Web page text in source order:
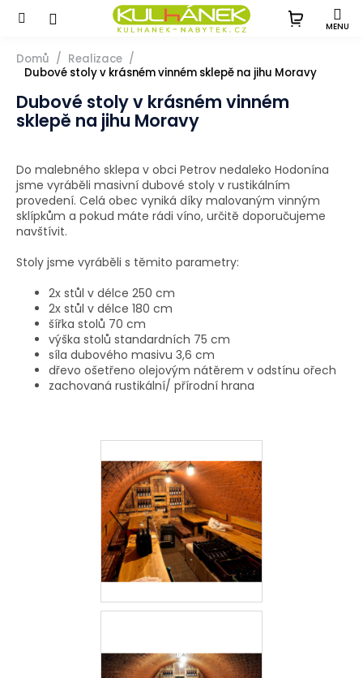
Domů
Realizace
Dubové stoly v krásném vinném sklepě na jihu Moravy
Dubové stoly v krásném vinném
sklepě na jihu Moravy
Do malebného sklepa v obci Petrov nedaleko Hodonína
jsme vyráběli masivní dubové stoly v rustikálním
provedení. Celá obec vyniká díky malovaným vinným
sklípkům a pokud máte rádi víno, určitě doporučujeme
navštívit.
Stoly jsme vyráběli s těmito parametry:
2x stůl v délce 250 cm
2x stůl v délce 180 cm
šířka stolů 70 cm
výška stolů standardních 75 cm
síla dubového masivu 3,6 cm
dřevo ošetřeno olejovým nátěrem v odstínu ořech
zachovaná rustikální/ přírodní hrana